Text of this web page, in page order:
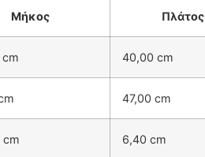
Μήκος Πλάτος
cm 40,00 cm
47,00 cm
cm 6,40 cm